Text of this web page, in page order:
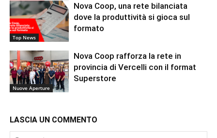
Top News
Nova Coop, una rete bilanciata
dove la produttività si gioca sul
formato
Nuove Aperture
Nova Coop rafforza la rete in
provincia di Vercelli con il format
Superstore
LASCIA UN COMMENTO